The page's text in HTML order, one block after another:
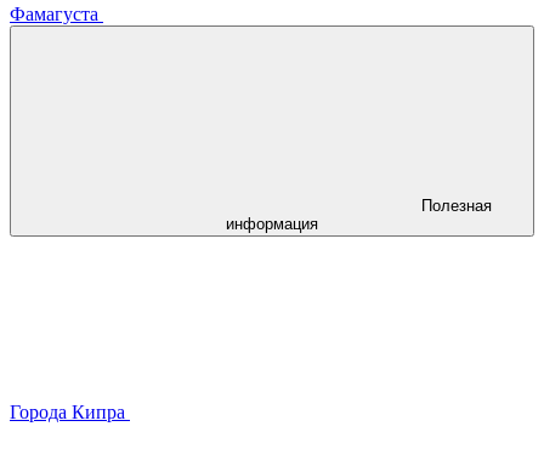
Фамагуста
Полезная
информация
Города Кипра